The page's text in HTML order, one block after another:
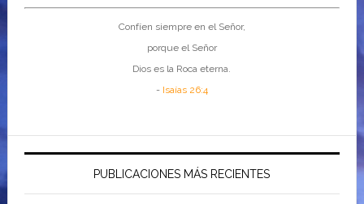
Confíen siempre en el Señor,
porque el Señor
Dios es la Roca eterna.
- Isaías 26:4
PUBLICACIONES MÁS RECIENTES